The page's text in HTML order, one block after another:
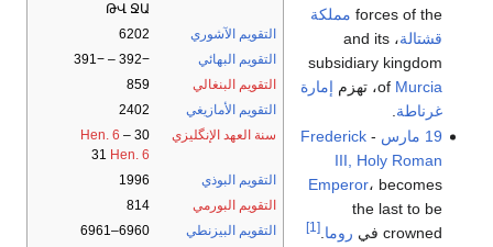
ԹՎ ՋԱ
التقويم الآشوري
6202
التقويم البهائي
−392 – −391
التقويم البنغالي
859
التقويم الأمازيغي
2402
سنة العهد الإنگليزي
30
Hen. 6 –
31 Hen. 6
التقويم البوذي
1996
التقويم البورمي
814
التقويم البيزنطي
6960–6961
forces of the مملكة
قشتالة
، and its
subsidiary kingdom
of Murcia ، تهزم إمارة
غرناطة
19 مارس
-
Frederick
III, Holy Roman
Emperor، becomes
the last to be
crowned في
روما.
[1]